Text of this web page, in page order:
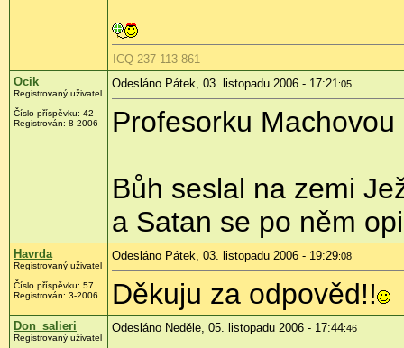
ICQ 237-113-861
Ocik
Registrovaný uživatel
Číslo příspěvku: 42
Registrován: 8-2006
Odesláno Pátek, 03. listopadu 2006 - 17:21 :05
Profesorku
Bůh seslal na zemi
a Satan se po něm
Havrda
Registrovaný uživatel
Číslo příspěvku: 57
Registrován: 3-2006
Odesláno Pátek, 03. listopadu 2006 - 19:29:08
Děkuju za odpověd!!
Don_salieri
Registrovaný uživatel
Odesláno Neděle, 05. listopadu 2006 - 17:44:46